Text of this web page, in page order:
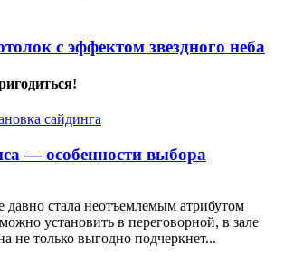
с эффектом звездного неба
— особенности выбора
давно стала неотъемлемым атрибутом
установить в переговорной, в зале
не только выгодно подчеркнет...